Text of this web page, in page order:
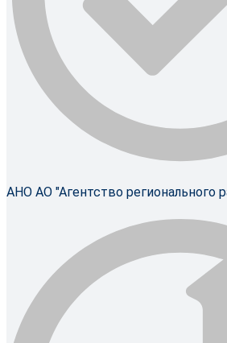
АНО АО "Агентство регионального